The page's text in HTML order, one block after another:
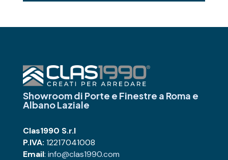
Showroom di Porte e Finestre a Roma e
Albano Laziale
Clas1990 S.r.l
P.IVA: 12217041008
Email: info@clas1990.com